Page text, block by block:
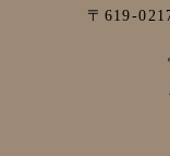
〒619-